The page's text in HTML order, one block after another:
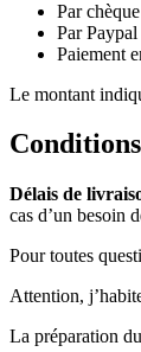
Par chèque
Par Paypal
Paiement
Le montant
Délais de
cas d’un besoin
Pour toutes
Attention,
La préparation